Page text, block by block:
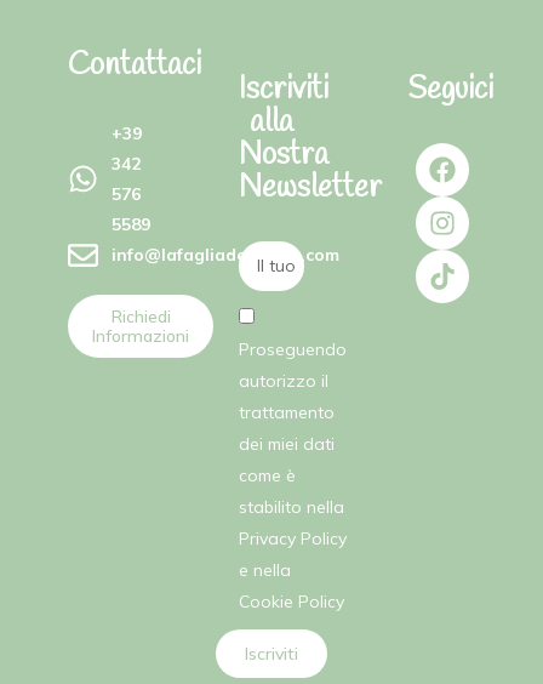
Contattaci
+39
342
576
5589
info@lafagliadellefate.com
Richiedi
Informazioni
Iscriviti
alla
Nostra
Newsletter
Proseguendo
autorizzo il
trattamento
dei miei dati
come è
stabilito nella
Privacy Policy
e nella
Cookie Policy
Iscriviti
Seguici